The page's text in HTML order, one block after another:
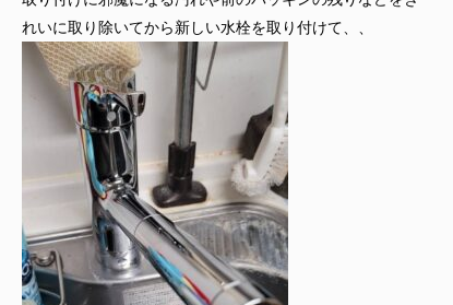
れいに取り除いてから新しい水栓を取り付けて、、